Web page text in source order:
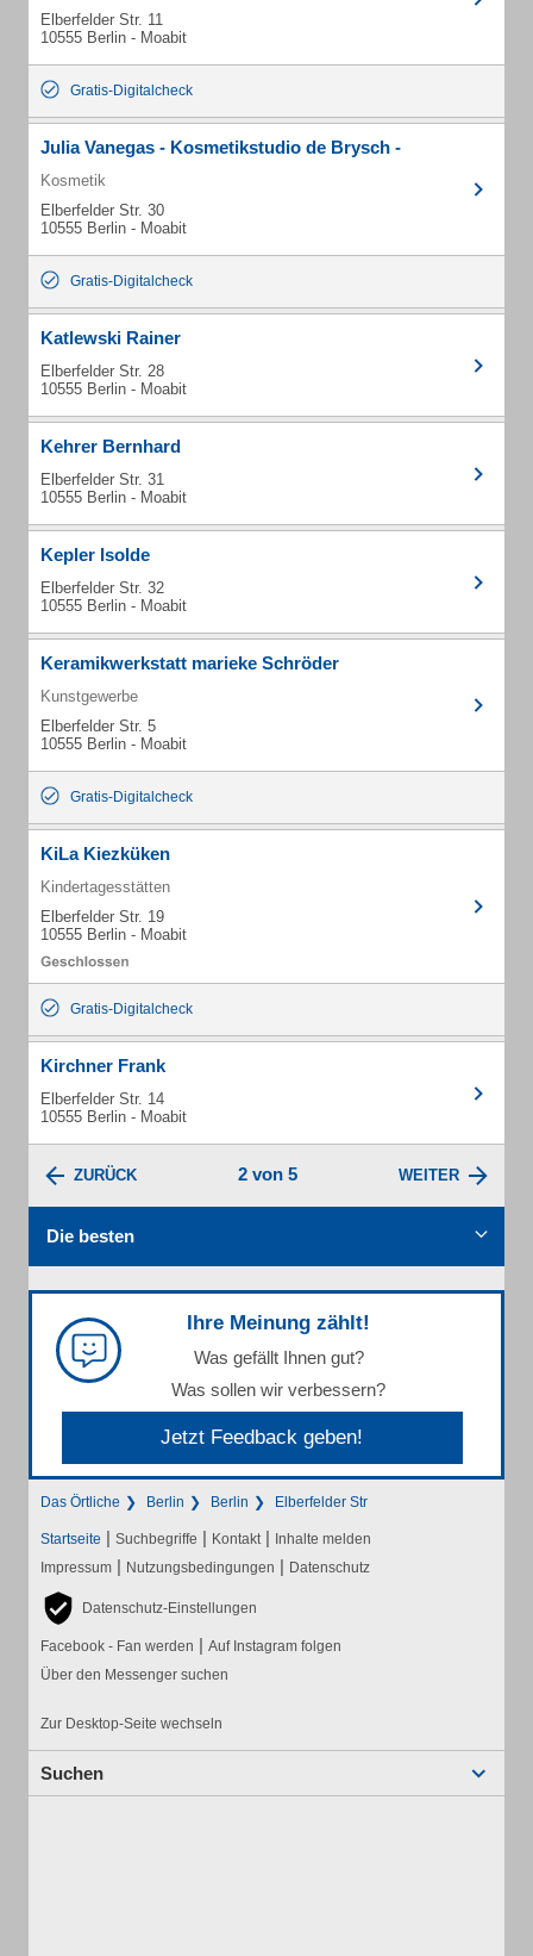
Elberfelder Str. 11
10555 Berlin - Moabit
Gratis-Digitalcheck
Julia Vanegas - Kosmetikstudio de Brysch -
Kosmetik
Elberfelder Str. 30
10555 Berlin - Moabit
Gratis-Digitalcheck
Katlewski Rainer
Elberfelder Str. 28
10555 Berlin - Moabit
Kehrer Bernhard
Elberfelder Str. 31
10555 Berlin - Moabit
Kepler Isolde
Elberfelder Str. 32
10555 Berlin - Moabit
Keramikwerkstatt marieke Schröder
Kunstgewerbe
Elberfelder Str. 5
10555 Berlin - Moabit
Gratis-Digitalcheck
KiLa Kiezküken
Kindertagesstätten
Elberfelder Str. 19
10555 Berlin - Moabit
Gratis-Digitalcheck
Kirchner Frank
Elberfelder Str. 14
10555 Berlin - Moabit
ZURÜCK 2 von 5 WEITER
Die besten
Ihre Meinung zählt!
Was gefällt Ihnen gut?
Was sollen wir verbessern?
Jetzt Feedback geben!
Das Örtliche Berlin Berlin Elberfelder Str
Startseite | Suchbegriffe | Kontakt | Inhalte melden
Impressum | Nutzungsbedingungen | Datenschutz
Datenschutz-Einstellungen
Facebook - Fan werden | Auf Instagram folgen
Über den Messenger suchen
Zur Desktop-Seite wechseln
Suchen